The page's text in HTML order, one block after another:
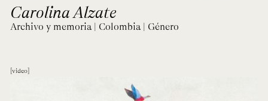
Carolina Alzate
Archivo y memoria | Colombia | Género
video